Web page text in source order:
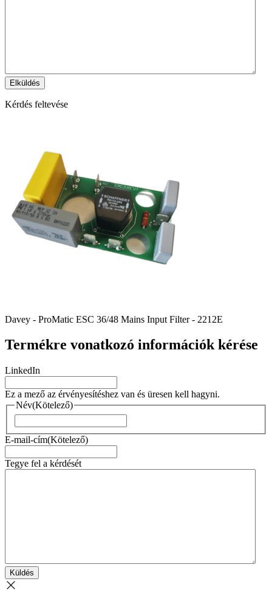
Kérdés feltevése
Davey - ProMatic ESC 36/48 Mains Input Filter - 2212E
Termékre vonatkozó információk kérése
LinkedIn
Ez a mező az érvényesítéshez van és üresen kell hagyni.
Név(Kötelező)
E-mail-cím(Kötelező)
Tegye fel a kérdését